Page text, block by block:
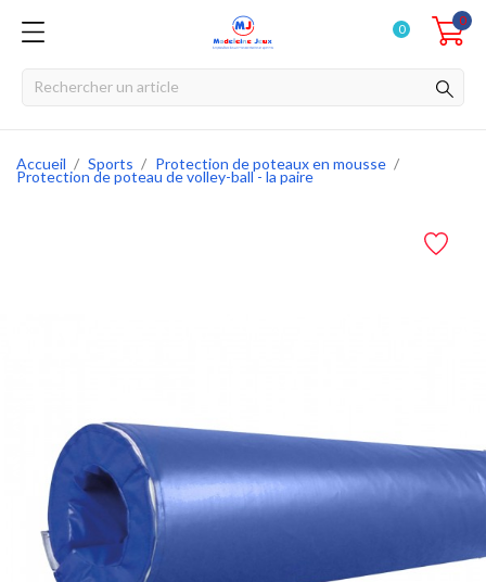
0
0
Accueil Sports Protection de poteaux en mousse
Protection de poteau de volley-ball - la paire